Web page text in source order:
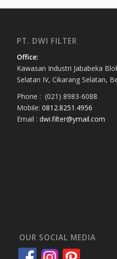
PT. DWI FILTER
Office:
Kawasan Industri Jababeka
Selatan IV, Cikarang Selatan,
Phone : (021) 8983-6088
Mobile: 0812.8251.4956
Email : dwi.filter@ymail.com
OUR SOCIAL MEDIA